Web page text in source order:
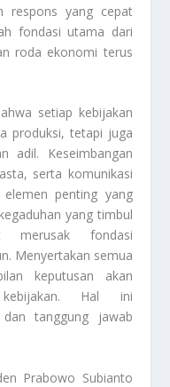
respons yang cepat
fondasi utama dari
roda ekonomi terus
setiap kebijakan
produksi, tetapi juga
adil. Keseimbangan
serta komunikasi
penting yang
yang timbul
merusak fondasi
Menyertakan semua
keputusan akan
kebijakan. Hal ini
tanggung jawab
Prabowo Subianto